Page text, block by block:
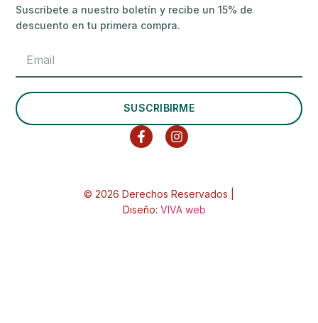
Suscríbete a nuestro boletín y recibe un 15% de
descuento en tu primera compra.
SUSCRIBIRME
© 2026 Derechos Reservados |
Diseño: VIVA web